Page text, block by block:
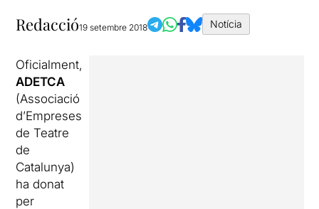
Redacció19 setembre 2018 Notícia
Oficialment,
ADETCA
(Associació
d’Empreses
de Teatre
de
Catalunya)
ha donat
per